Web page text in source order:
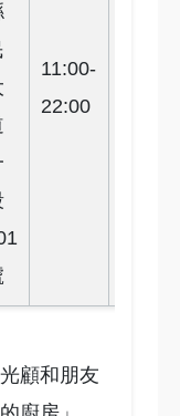
11:00-
22:00
顧和朋友